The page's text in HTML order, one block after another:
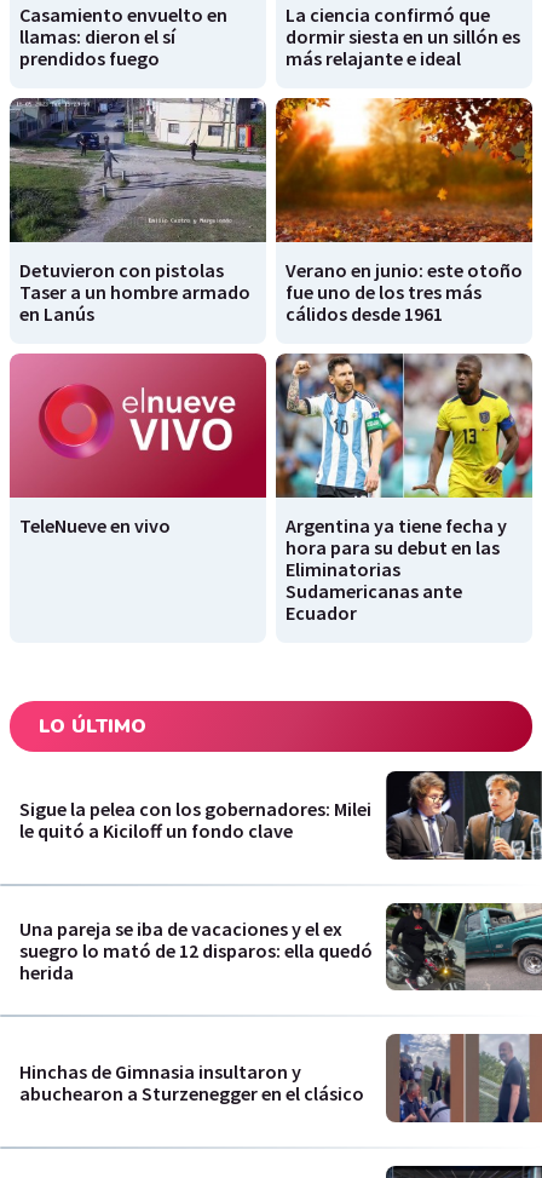
Casamiento envuelto en
llamas: dieron el sí
prendidos fuego
La ciencia confirmó que
dormir siesta en un sillón es
más relajante e ideal
Detuvieron con pistolas
Taser a un hombre armado
en Lanús
Verano en junio: este otoño
fue uno de los tres más
cálidos desde 1961
TeleNueve en vivo
Argentina ya tiene fecha y
hora para su debut en las
Eliminatorias
Sudamericanas ante
Ecuador
LO ÚLTIMO
Sigue la pelea con los gobernadores: Milei
le quitó a Kiciloff un fondo clave
Una pareja se iba de vacaciones y el ex
suegro lo mató de 12 disparos: ella quedó
herida
Hinchas de Gimnasia insultaron y
abuchearon a Sturzenegger en el clásico